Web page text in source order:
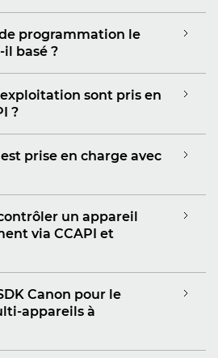
programmation le
il basé ?
sont pris en
?
prise en charge avec
un appareil
via CCAPI et
Canon pour le
appareils à